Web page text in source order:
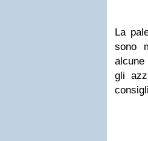
La
sono
gli